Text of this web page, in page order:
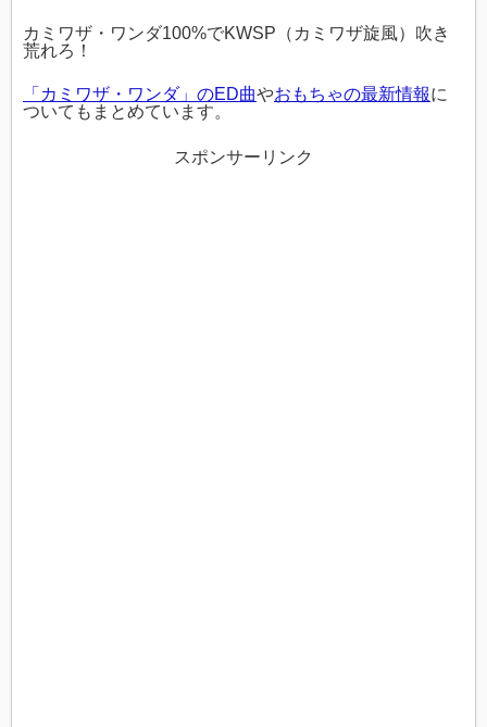
カミワザ・ワンダ100%でKWSP（カミワザ旋風）吹き
荒れろ！
「カミワザ・ワンダ」のED曲やおもちゃの最新情報に
ついてもまとめています。
スポンサーリンク